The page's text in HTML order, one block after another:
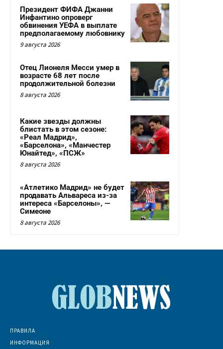
Президент ФИФА Джанни
Инфантино опроверг
обвинения УЕФА в выплате
предполагаемому любовнику
9 августа 2026
Отец Лионеля Месси умер в
возрасте 68 лет после
продолжительной болезни
8 августа 2026
Какие звезды должны
блистать в этом сезоне:
«Реал Мадрид»,
«Барселона», «Манчестер
Юнайтед», «ПСЖ»
8 августа 2026
«Атлетико Мадрид» не будет
продавать Альвареса из-за
интереса «Барселоны», —
Симеоне
8 августа 2026
ПРАВИЛА
ИНФОРМАЦИЯ